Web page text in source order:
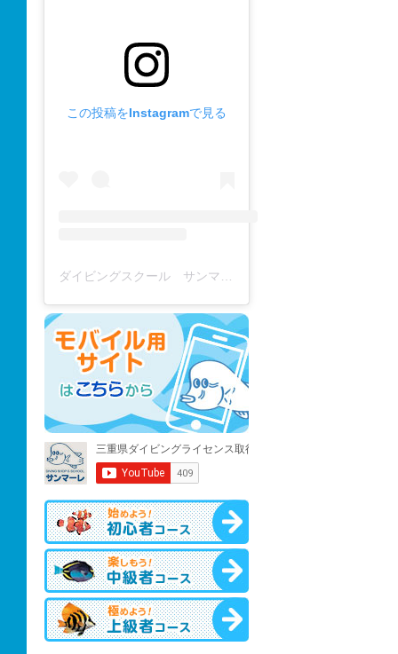
この投稿をInstagramで見る
ダイビングスクール サンマーレ / diving school(@diving_school_sanmare)がシェアした投稿